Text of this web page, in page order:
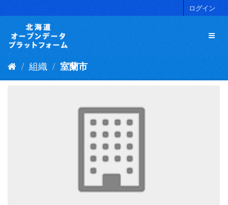
キ
ログイン
組織 室蘭市